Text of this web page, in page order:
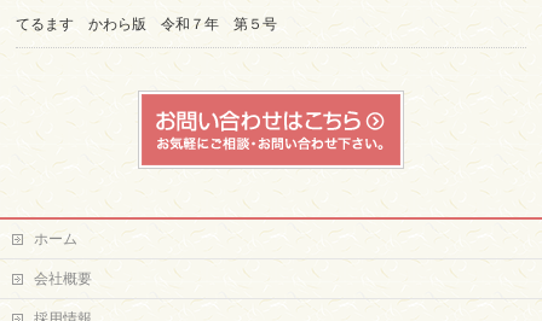
てるます かわら版 令和７年 第５号
ホーム
会社概要